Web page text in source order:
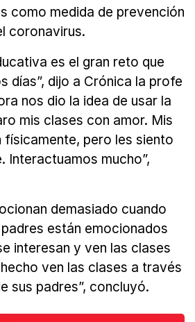
como medida de prevención
coronavirus.
es el gran reto que
días”, dijo a Crónica la profe
nos dio la idea de usar la
mis clases con amor. Mis
físicamente, pero les siento
Interactuamos mucho”,
demasiado cuando
están emocionados
interesan y ven las clases
ven las clases a través
sus padres”, concluyó.